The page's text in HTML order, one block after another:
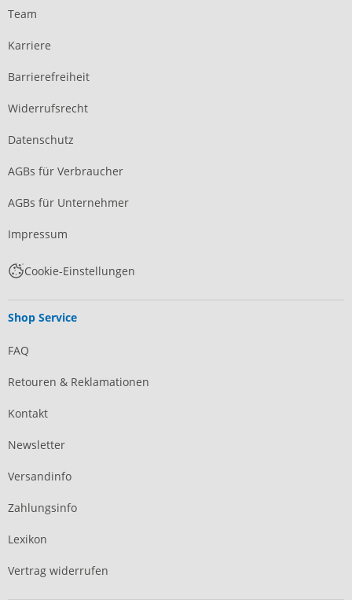
Team
Karriere
Barrierefreiheit
Widerrufsrecht
Datenschutz
AGBs für Verbraucher
AGBs für Unternehmer
Impressum
Cookie-Einstellungen
Shop Service
FAQ
Retouren & Reklamationen
Kontakt
Newsletter
Versandinfo
Zahlungsinfo
Lexikon
Vertrag widerrufen